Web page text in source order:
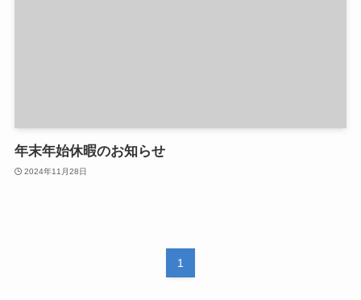
年末年始休暇のお知らせ
2024年11月28日
1